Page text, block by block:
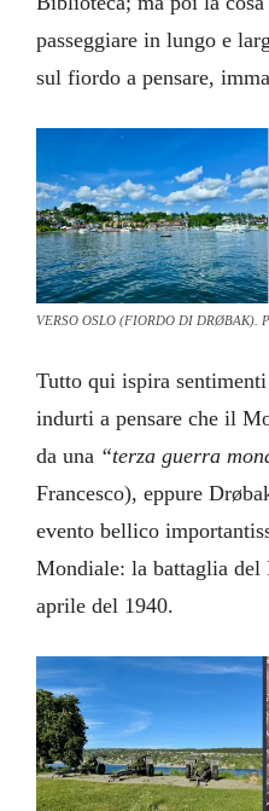
passeggiare in lungo e
sul fiordo a pensare,
VERSO OSLO (FIORDO DI DRØBAK).
Tutto qui ispira
indurti a pensare che il
da una “terza guerra
Francesco), eppure
evento bellico
Mondiale: la battaglia
aprile del 1940.